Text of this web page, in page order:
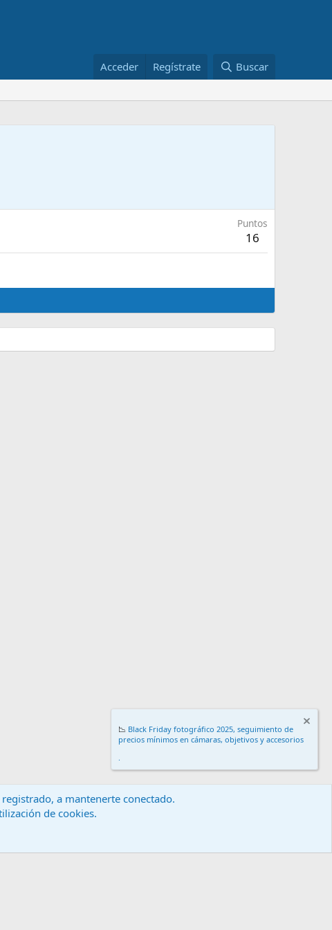
Acceder Regístrate Buscar
Puntos
16
Términos y reglas
📉 Black Friday fotográfico 2025, seguimiento de
precios mínimos en cámaras, objetivos y accesorios
.
a mantenerte conectado.
de cookies.